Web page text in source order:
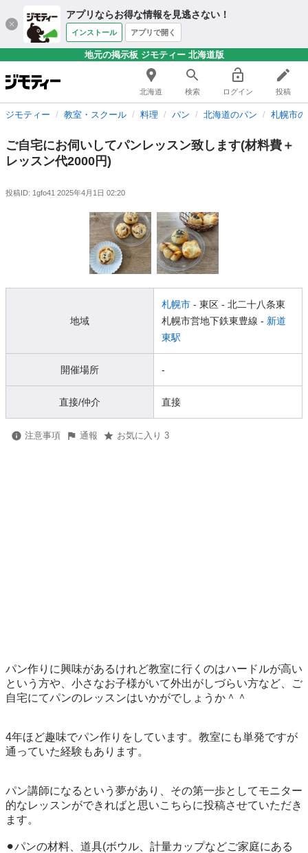
アプリならお得な情報を見逃さない！
インストール アプリで開く
地元の掲示板 ジモティー 北海道版
北海道 検索 ログイン 投稿
ジモティー 教室・スクール 料理 パン 北海道のパン 札幌市
ご自宅にお伺いしてパンレッスン致します(材料費＋
レッスン代2000円)
投稿ID: 1gfo41 2025年4月1日 02:20
地域
札幌市 - 東区 - 北二十八条東
札幌市営地下鉄東豊線 - 新道
東駅
開催場所 -
直接/仲介 直接
注意事項 通報 お気に入り 3
パン作りに興味があるけれど教室に行くのはハードルが高い
という方や、小さなお子様がいて外出がしづらい方など、ご
自宅にてパンのレッスンはいかがでしょうか＾＾
4年ほど趣味でパン作りをしています。教室にも単発ですが
通っていた経験もあります。
パン講師になるという夢があり、その第一歩としてモニター
的なレッスンができればと思いこちらに投稿させていただき
ます。
⚫︎パンの材料、道具(ボウル、計量カップなどご家庭にある